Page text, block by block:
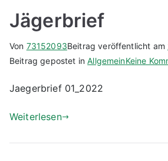
Jägerbrief
Von 73152093Beitrag veröffentlicht am
Beitrag gepostet inAllgemeinKeine
Jaegerbrief 01_2022
Weiterlesen